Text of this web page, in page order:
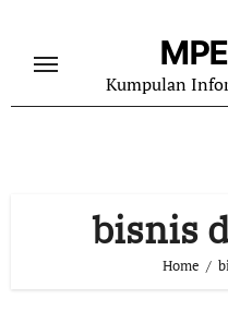
content
Kumpulan
bisnis
Home